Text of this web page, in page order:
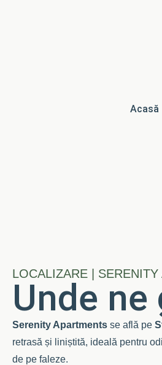
Acasă
LOCALIZARE |
Unde
Serenity Apartments se află pe
retrasă și liniștită, ideală pentru
de pe faleze.